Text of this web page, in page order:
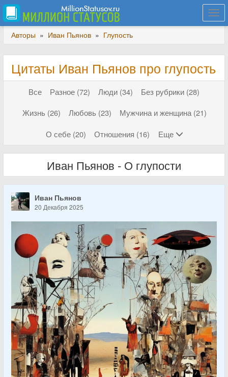
Авторы » Иван Пьянов » Глупость
Цитаты Иван Пьянов про глупость
Все Разное (72) Люди (34)
Без рубрики (28)
Жизнь (26)
Любовь (23)
Мужчина и женщина (21)
О себе (20)
Отношения (16) Еще
Иван Пьянов - О глупости
Иван Пьянов
20 Декабря 2025